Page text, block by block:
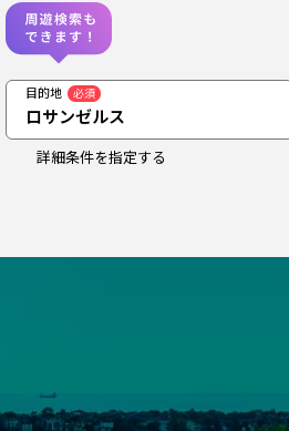
目的地 必須
ロサンゼルス
詳細条件を指定する